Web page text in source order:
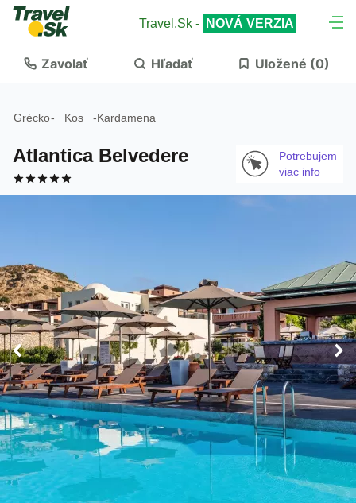
Travel.Sk - NOVÁ VERZIA
Zavolať Hľadať Uložené (0)
Grécko- Kos -Kardamena
Atlantica Belvedere
Potrebujem
viac info